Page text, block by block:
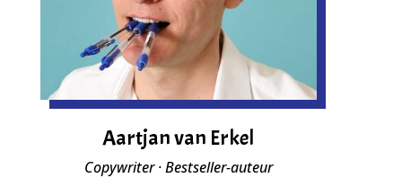
Aartjan van Erkel
Copywriter · Bestseller-auteur